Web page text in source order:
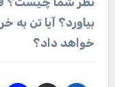
بیاورد؟ آیا تن
خواهد داد؟